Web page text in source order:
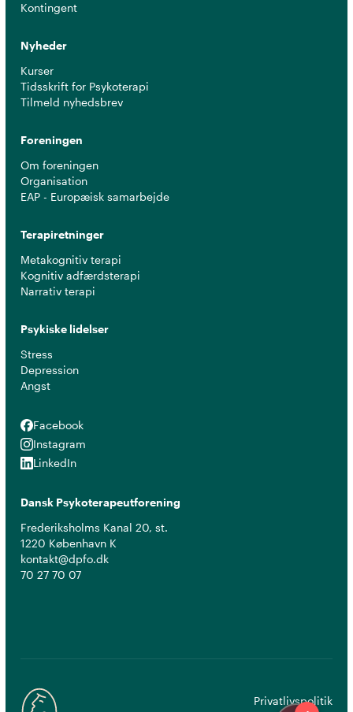
Kontingent
Nyheder
Kurser
Tidsskrift for Psykoterapi
Tilmeld nyhedsbrev
Foreningen
Om foreningen
Organisation
EAP - Europæisk samarbejde
Terapiretninger
Metakognitiv terapi
Kognitiv adfærdsterapi
Narrativ terapi
Psykiske lidelser
Stress
Depression
Angst
Facebook
Facebook
Instagram
Instagram
LinkedIn
LinkedIn
Dansk Psykoterapeutforening
Frederiksholms Kanal 20, st.
1220 København K
kontakt@dpfo.dk
70 27 70 07
Privatlivspolitik